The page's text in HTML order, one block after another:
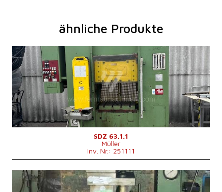
ähnliche Produkte
Baujahr:
1978
Presskraft
63 t
Die Abmessungen des Desktop620x500 mm
Hauptmotorleistung
22 kW
Kontrollsystem
nein
SDZ 63.1.1
Müller
Inv. Nr.: 251111
Baujahr:
0
Presskraft
100 t